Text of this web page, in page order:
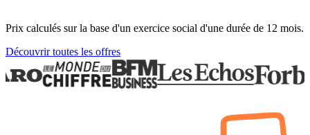
Prix calculés sur la base d'un exercice social d'une durée de 12 mois.
Découvrir toutes les offres